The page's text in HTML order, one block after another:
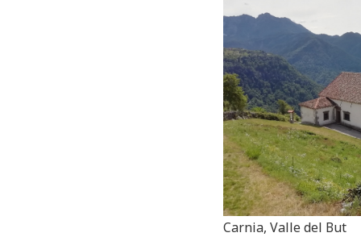
Carnia, Valle del But